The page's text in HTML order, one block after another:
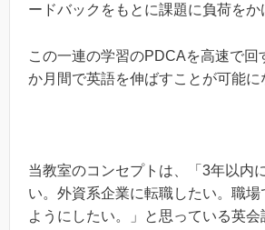
ードバックをもとに課題に負荷をか
この一連の学習のPDCAを高速で回
か月間で英語を伸ばすことが可能に
当教室のコンセプトは、「3年以内
い。外資系企業に転職したい。職
ようにしたい。」と思っている英